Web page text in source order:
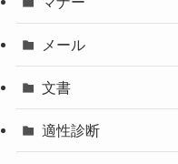
メール
文書
適性診断